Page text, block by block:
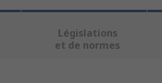
Législations
et de normes